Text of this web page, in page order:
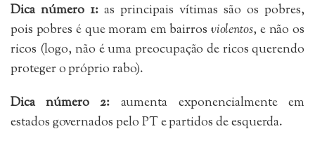
Dica número 1:as principais vítimas são os pobres,
pois pobres é que moram em bairros violentos, e não os
ricos (logo, não é uma preocupação de ricos querendo
proteger o próprio rabo).
Dica número 2: aumenta exponencialmente em
estados governados pelo PT e partidos de esquerda.